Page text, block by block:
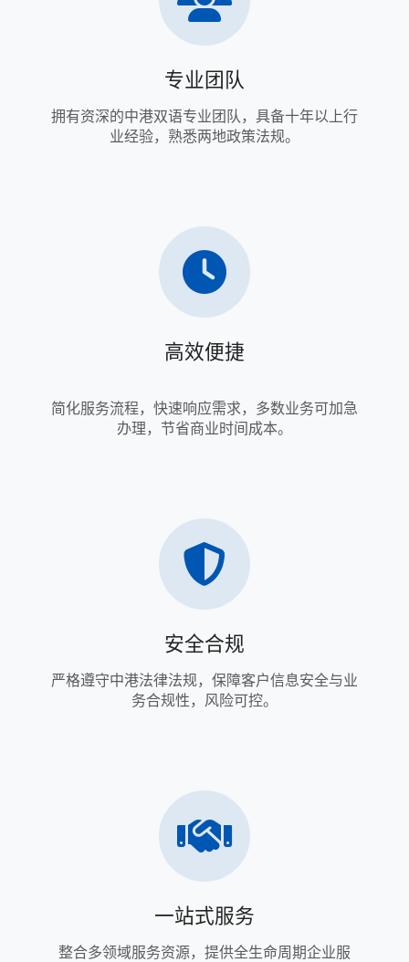
专业团队
拥有资深的中港双语专业团队，具备十年以上行
业经验，熟悉两地政策法规。
高效便捷
简化服务流程，快速响应需求，多数业务可加急
办理，节省商业时间成本。
安全合规
严格遵守中港法律法规，保障客户信息安全与业
务合规性，风险可控。
一站式服务
整合多领域服务资源，提供全生命周期企业服